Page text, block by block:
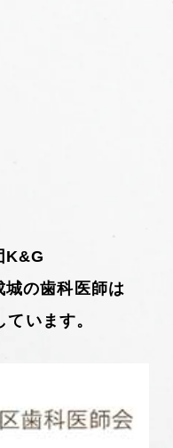
K&G
の歯科医師は
います。